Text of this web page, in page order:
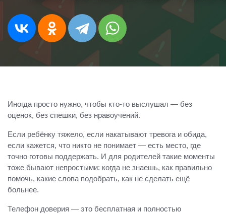
Иногда просто нужно, чтобы кто-то выслушал — без
оценок, без спешки, без нравоучений.
Если ребёнку тяжело, если накатывают тревога и обида,
если кажется, что никто не понимает — есть место, где
точно готовы поддержать. И для родителей такие моменты
тоже бывают непростыми: когда не знаешь, как правильно
помочь, какие слова подобрать, как не сделать ещё
больнее.
Телефон доверия — это бесплатная и полностью